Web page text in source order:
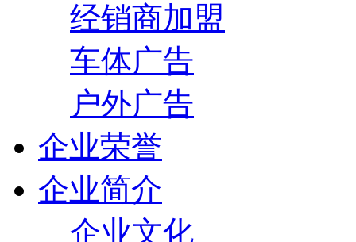
经销商加盟
车体广告
户外广告
企业荣誉
企业简介
企业文化